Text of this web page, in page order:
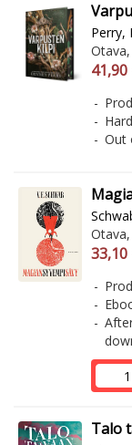
Perry,
41,90
Out
33,10
Talo